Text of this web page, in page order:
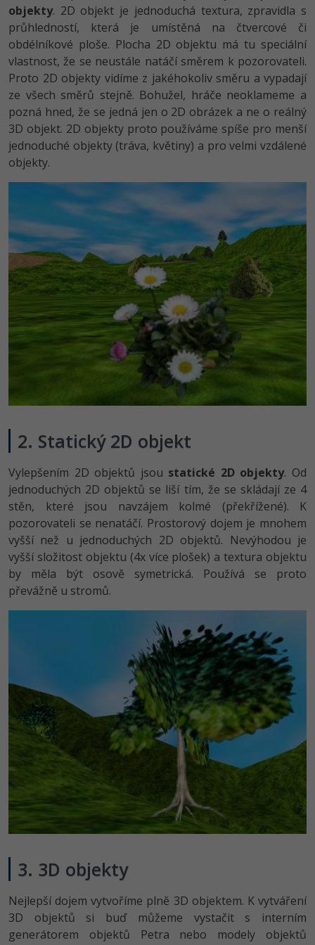
Marketing -30%
WordPress
SEO -30%
UX
Business
Copywriting -30%
MS Office -80%
Google Dokumenty
Time management
Windows
Sítě
Kybernetická bezpečnost
Elektronický podpis
Fórum
Adobe Illustrator -80%
Adobe Lightroom -30%
Adobe XD -15%
Adobe InDesign -25%
Adobe After Effects
Blender
Inkscape
Fotografování -80%
Video
Ostatní
Fórum
Kariéra
Pro firmy
objekty. 2D objekt je jednoduchá textura, zpravidla s
průhledností, která je umístěná na čtvercové či
obdélníkové ploše. Plocha 2D objektu má tu speciální
vlastnost, že se neustále natáčí směrem k pozorovateli.
Proto 2D objekty vidíme z jakéhokoliv směru a vypadají
ze všech směrů stejně. Bohužel, hráče neoklameme a
pozná hned, že se jedná jen o 2D obrázek a ne o reálný
3D objekt. 2D objekty proto používáme spíše pro menší
jednoduché objekty (tráva, květiny) a pro velmi vzdálené
objekty.
2. Statický 2D objekt
Vylepšením 2D objektů jsou statické 2D objekty. Od
jednoduchých 2D objektů se liší tím, že se skládají ze 4
stěn, které jsou navzájem kolmé (překřížené). K
pozorovateli se nenatáčí. Prostorový dojem je mnohem
vyšší než u jednoduchých 2D objektů. Nevýhodou je
vyšší složitost objektu (4x více plošek) a textura objektu
by měla být osově symetrická. Používá se proto
převážně u stromů.
3. 3D objekty
Nejlepší dojem vytvoříme plně 3D objektem. K vytváření
3D objektů si buď můžeme vystačit s interním
generátorem objektů Petra nebo modely objektů